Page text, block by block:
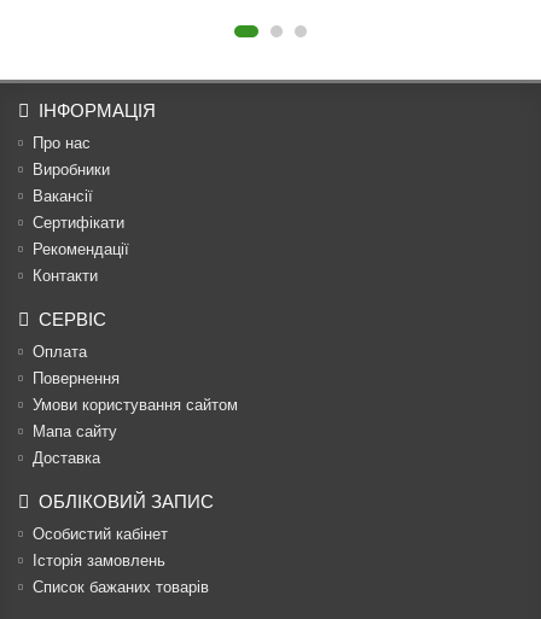
ІНФОРМАЦІЯ
Про нас
Виробники
Вакансії
Сертифікати
Рекомендації
Контакти
СЕРВІС
Оплата
Повернення
Умови користування сайтом
Мапа сайту
Доставка
ОБЛІКОВИЙ ЗАПИС
Особистий кабінет
Історія замовлень
Список бажаних товарів